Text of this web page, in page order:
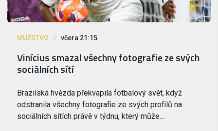
MUŽSTVO včera 21:15
Vinícius smazal všechny fotografie ze svých
sociálních sítí
Brazilská hvězda překvapila fotbalový svět, když
odstranila všechny fotografie ze svých profilů na
sociálních sítích právě v týdnu, který může…